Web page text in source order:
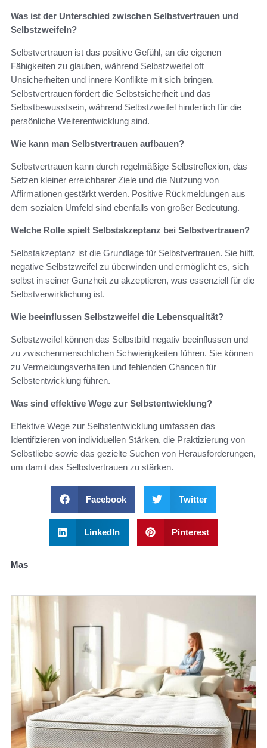
Was ist der Unterschied zwischen Selbstvertrauen und
Selbstzweifeln?
Selbstvertrauen ist das positive Gefühl, an die eigenen
Fähigkeiten zu glauben, während Selbstzweifel oft
Unsicherheiten und innere Konflikte mit sich bringen.
Selbstvertrauen fördert die Selbstsicherheit und das
Selbstbewusstsein, während Selbstzweifel hinderlich für die
persönliche Weiterentwicklung sind.
Wie kann man Selbstvertrauen aufbauen?
Selbstvertrauen kann durch regelmäßige Selbstreflexion, das
Setzen kleiner erreichbarer Ziele und die Nutzung von
Affirmationen gestärkt werden. Positive Rückmeldungen aus
dem sozialen Umfeld sind ebenfalls von großer Bedeutung.
Welche Rolle spielt Selbstakzeptanz bei Selbstvertrauen?
Selbstakzeptanz ist die Grundlage für Selbstvertrauen. Sie hilft,
negative Selbstzweifel zu überwinden und ermöglicht es, sich
selbst in seiner Ganzheit zu akzeptieren, was essenziell für die
Selbstverwirklichung ist.
Wie beeinflussen Selbstzweifel die Lebensqualität?
Selbstzweifel können das Selbstbild negativ beeinflussen und
zu zwischenmenschlichen Schwierigkeiten führen. Sie können
zu Vermeidungsverhalten und fehlenden Chancen für
Selbstentwicklung führen.
Was sind effektive Wege zur Selbstentwicklung?
Effektive Wege zur Selbstentwicklung umfassen das
Identifizieren von individuellen Stärken, die Praktizierung von
Selbstliebe sowie das gezielte Suchen von Herausforderungen,
um damit das Selbstvertrauen zu stärken.
Facebook Twitter
LinkedIn Pinterest
Mas